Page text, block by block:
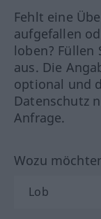
Fehlt eine
aufgefallen
loben? Füllen
aus. Die
optional und
Datenschutz
Anfrage.
Wozu